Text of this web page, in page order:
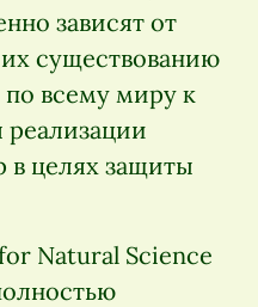
зависят от
их существованию
по всему миру к
реализации
в целях защиты
Natural Science